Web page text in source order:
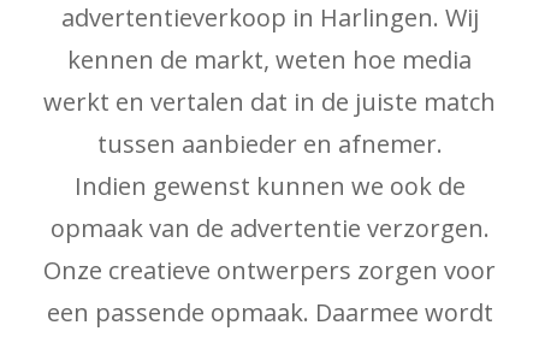
advertentieverkoop in Harlingen. Wij
kennen de markt, weten hoe media
werkt en vertalen dat in de juiste match
tussen aanbieder en afnemer.
Indien gewenst kunnen we ook de
opmaak van de advertentie verzorgen.
Onze creatieve ontwerpers zorgen voor
een passende opmaak. Daarmee wordt